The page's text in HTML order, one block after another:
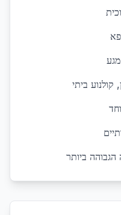
קולנוע ביתי
ביותר